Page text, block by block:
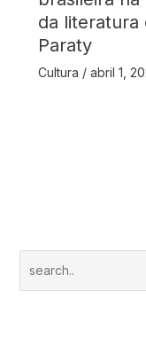
da literatura
Paraty
Cultura / abril 1,